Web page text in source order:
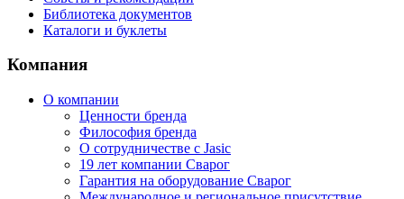
Библиотека документов
Каталоги и буклеты
Компания
О компании
Ценности бренда
Философия бренда
О сотрудничестве с Jasic
19 лет компании Сварог
Гарантия на оборудование Сварог